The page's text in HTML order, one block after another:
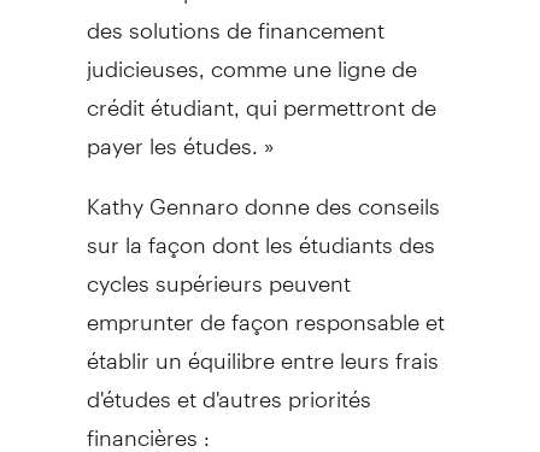
des solutions de financement
judicieuses, comme une ligne de
crédit étudiant, qui permettront de
payer les études. »
Kathy Gennaro donne des conseils
sur la façon dont les étudiants des
cycles supérieurs peuvent
emprunter de façon responsable et
établir un équilibre entre leurs frais
d'études et d'autres priorités
financières :